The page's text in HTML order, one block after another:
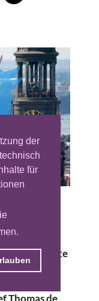
der
für
in
sein Büro
berichtete
Thomas de